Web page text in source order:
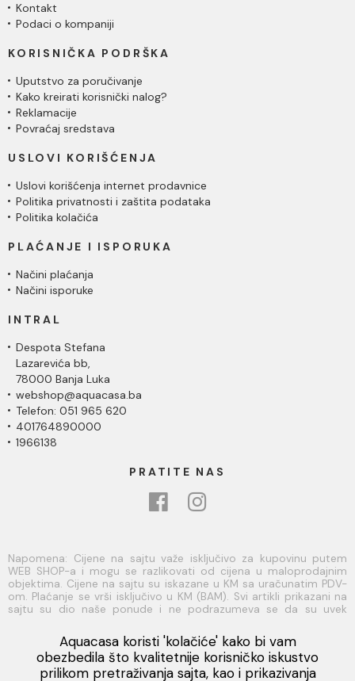
Viber
Kontakt
Podaci o kompaniji
KORISNIČKA PODRŠKA
Uputstvo za poručivanje
Kako kreirati korisnički nalog?
Reklamacije
Povraćaj sredstava
USLOVI KORIŠĆENJA
Uslovi korišćenja internet prodavnice
Politika privatnosti i zaštita podataka
Politika kolačića
PLAĆANJE I ISPORUKA
Načini plaćanja
Načini isporuke
INTRAL
Despota Stefana
Lazarevića bb,
78000 Banja Luka
webshop@aquacasa.ba
Telefon: 051 965 620
401764890000
1966138
PRATITE NAS
Napomena: Cijene na sajtu važe isključivo za kupovinu putem
WEB SHOP-a i mogu se razlikovati od cijena u maloprodajnim
objektima. Cijene na sajtu su iskazane u KM sa uračunatim PDV-
om. Plaćanje se vrši isključivo u KM (BAM). Svi artikli prikazani na
sajtu su dio naše ponude i ne podrazumeva se da su uvek
su postavljeni tako da što je bolje moguće predstave svaki
proizvod ali ne možemo garantovati da su sve informacije
kompletne i bez grešaka. Sve informacije u vezi raspoloživosti
artikala i njihovih specifikacija možete dobiti na broj telefona
Aquacasa koristi 'kolačiće' kako bi vam
obezbedila što kvalitetnije korisničko iskustvo
prilikom pretraživanja sajta, kao i prikazivanja